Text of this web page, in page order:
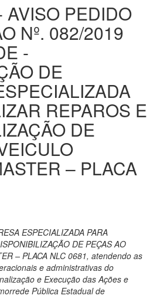
PEDIDO
Nº. 082/2019
-
DE
REPAROS E
DE
– PLACA
ESPECIALIZADA PARA
DE PEÇAS AO
– PLACA NLC 0681, atendendo as
e administrativas do
e Execução das Ações e
Pública Estadual de